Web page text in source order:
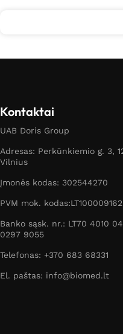
Kontaktai
UAB Doris Group
Adresas: Perkūnkiemio g. 3,
Vilnius
Įmonės kodas: 302544270
PVM mok.
Banko sąsk. nr.: LT70 4010
0297 9055
Telefonas: +370 683 68331
El. paštas: info@biomed.lt